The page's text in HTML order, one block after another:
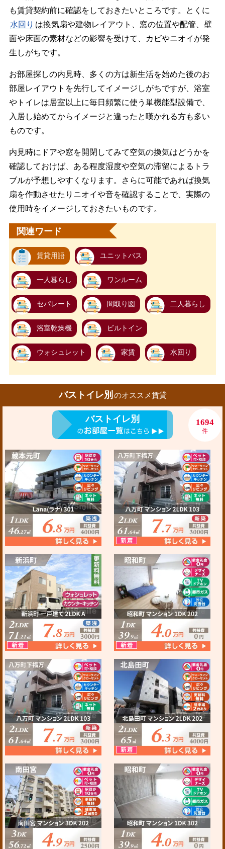
も賃貸契約前に確認をしておきたいところです。とくに
水回り は換気扇や建物レイアウト、窓の位置や配管、壁
面や床面の素材などの影響を受けて、カビやニオイが発
生しがちです。
お部屋探しの内見時、多くの方は新生活を始めた後のお
部屋レイアウトを先行してイメージしがちですが、浴室
やトイレは居室以上に毎日頻繁に使う単機能型設備で、
入居し始めてからイメージと違ったと嘆かれる方も多い
ものです。
内見時にドアや窓を開閉してみて空気の換気はどうかを
確認しておけば、ある程度湿度や空気の滞留によるトラ
ブルが予想しやすくなります。さらに可能であれば換気
扇を作動させたりニオイや音を確認することで、実際の
使用時をイメージしておきたいものです。
関連ワード
賃貸用語 ユニットバス
一人暮らし ワンルーム
セパレート 間取り図 二人暮らし
浴室乾燥機 ビルトイン
ウォシュレット 家賃 水回り
バストイレ別 のオススメ賃貸
バストイレ別 1694
件